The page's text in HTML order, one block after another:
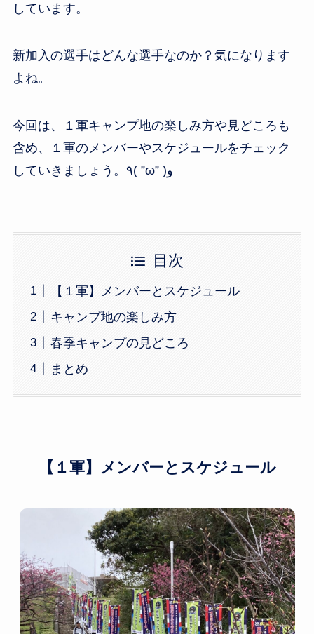
b
o
しています。
新加入の選手はどんな選手なのか？気になります
よね。
今回は、１軍キャンプ地の楽しみ方や見どころも
含め、１軍のメンバーやスケジュールをチェック
していきましょう。٩( ”ω” )و
目次
【１軍】メンバーとスケジュール
キャンプ地の楽しみ方
春季キャンプの見どころ
まとめ
【１軍】メンバーとスケジュール